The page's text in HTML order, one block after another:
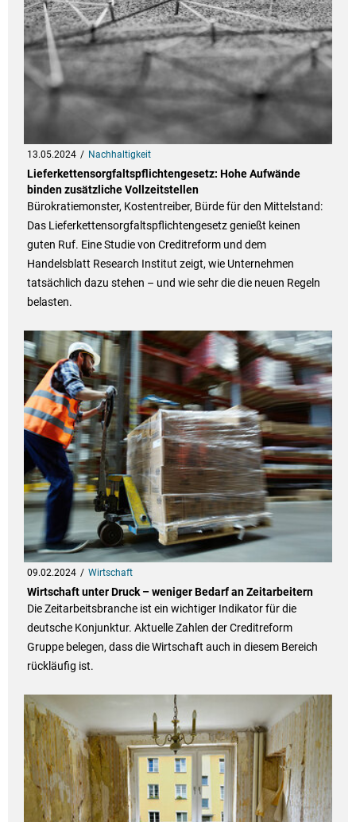
13.05.2024 Nachhaltigkeit
Lieferkettensorgfaltspflichtengesetz: Hohe Aufwände
binden zusätzliche Vollzeitstellen
Bürokratiemonster, Kostentreiber, Bürde für den Mittelstand:
Das Lieferkettensorgfaltspflichtengesetz genießt keinen
guten Ruf. Eine Studie von Creditreform und dem
Handelsblatt Research Institut zeigt, wie Unternehmen
tatsächlich dazu stehen – und wie sehr die die neuen Regeln
belasten.
09.02.2024 Wirtschaft
Wirtschaft unter Druck – weniger Bedarf an Zeitarbeitern
Die Zeitarbeitsbranche ist ein wichtiger Indikator für die
deutsche Konjunktur. Aktuelle Zahlen der Creditreform
Gruppe belegen, dass die Wirtschaft auch in diesem Bereich
rückläufig ist.